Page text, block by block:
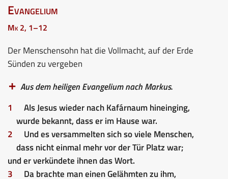
Evangelium
Mk 2, 1–12
Der Menschensohn hat die Vollmacht, auf der Erde
Sünden zu vergeben
Aus dem heiligen Evangelium nach Markus.
1
Als Jesus wieder nach Kafárnaum hineinging,
wurde bekannt, dass er im Hause war.
2
Und es versammelten sich so viele Menschen,
dass nicht einmal mehr vor der Tür Platz war;
und er verkündete ihnen das Wort.
3
Da brachte man einen Gelähmten zu ihm,